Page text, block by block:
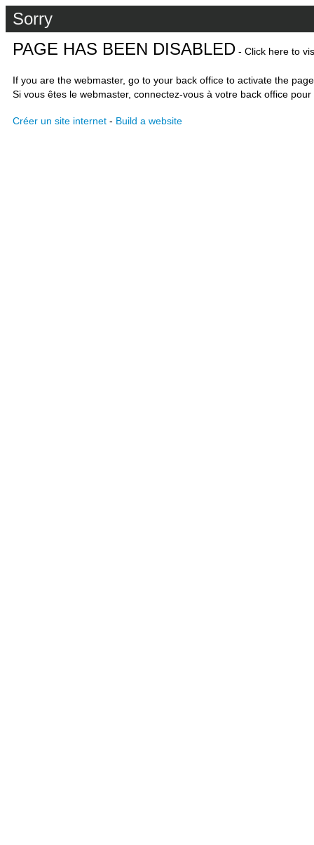
Sorry
PAGE HAS BEEN DISABLED - Click here to
If you are the webmaster, go to your back office to activate the
Si vous êtes le webmaster, connectez-vous à votre back office
Créer un site internet - Build a website